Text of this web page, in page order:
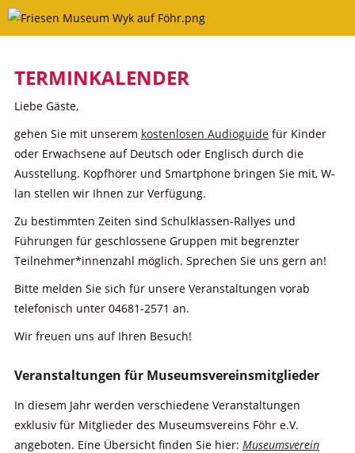
Skip
TERMINKALENDER
Liebe Gäste,
gehen Sie mit unserem kostenlosen Audioguidefür Kinder
oder Erwachsene auf Deutsch oder Englisch durch die
Ausstellung. Kopfhörer und Smartphone bringen Sie mit, W-
lan stellen wir Ihnen zur Verfügung.
Zu bestimmten Zeiten sind Schulklassen-Rallyes und
Führungen für geschlossene Gruppen mit begrenzter
Teilnehmer*innenzahl möglich. Sprechen Sie uns gern an!
Bitte melden Sie sich für unsere Veranstaltungen vorab
telefonisch unter 04681-2571 an.
Wir freuen uns auf Ihren Besuch!
Veranstaltungen für Museumsvereinsmitglieder
In diesem Jahr werden verschiedene Veranstaltungen
exklusiv für Mitglieder des Museumsvereins Föhr e.V.
angeboten. Eine Übersicht finden Sie hier: Museumsverein